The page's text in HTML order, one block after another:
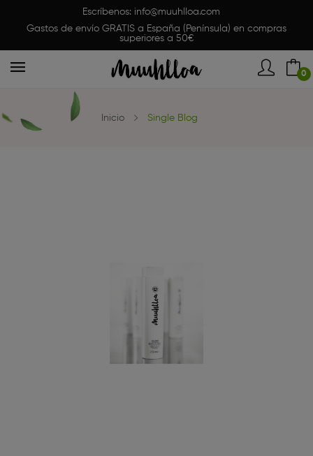
Escríbenos: info@muuhlloa.com
Gastos de envío GRATIS a España (Península) en compras
superiores a 50€
0
Inicio Single Blog